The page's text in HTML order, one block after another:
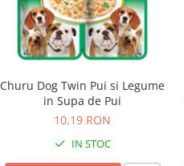
Churu Dog Twin Pui si Legume
in Supa de Pui
10,19 RON
IN STOC